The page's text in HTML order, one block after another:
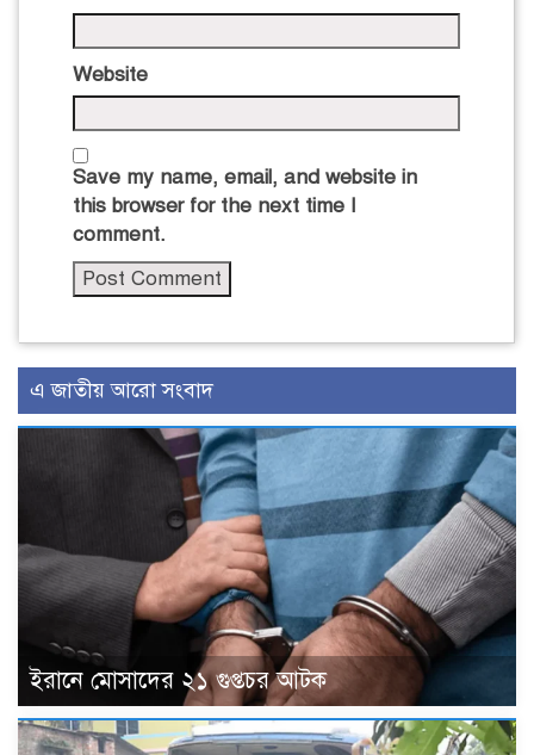
Website
Save my name, email, and website in
this browser for the next time I
comment.
এ জাতীয় আরো সংবাদ
ইরানে মোসাদের ২১ গুপ্তচর আটক